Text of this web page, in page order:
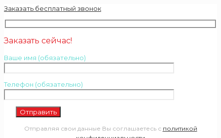
Заказать бесплатный звонок
Заказать сейчас!
Ваше имя (обязательно)
Телефон (обязательно)
Отправляя свои данные Вы соглашаетесь с политикой